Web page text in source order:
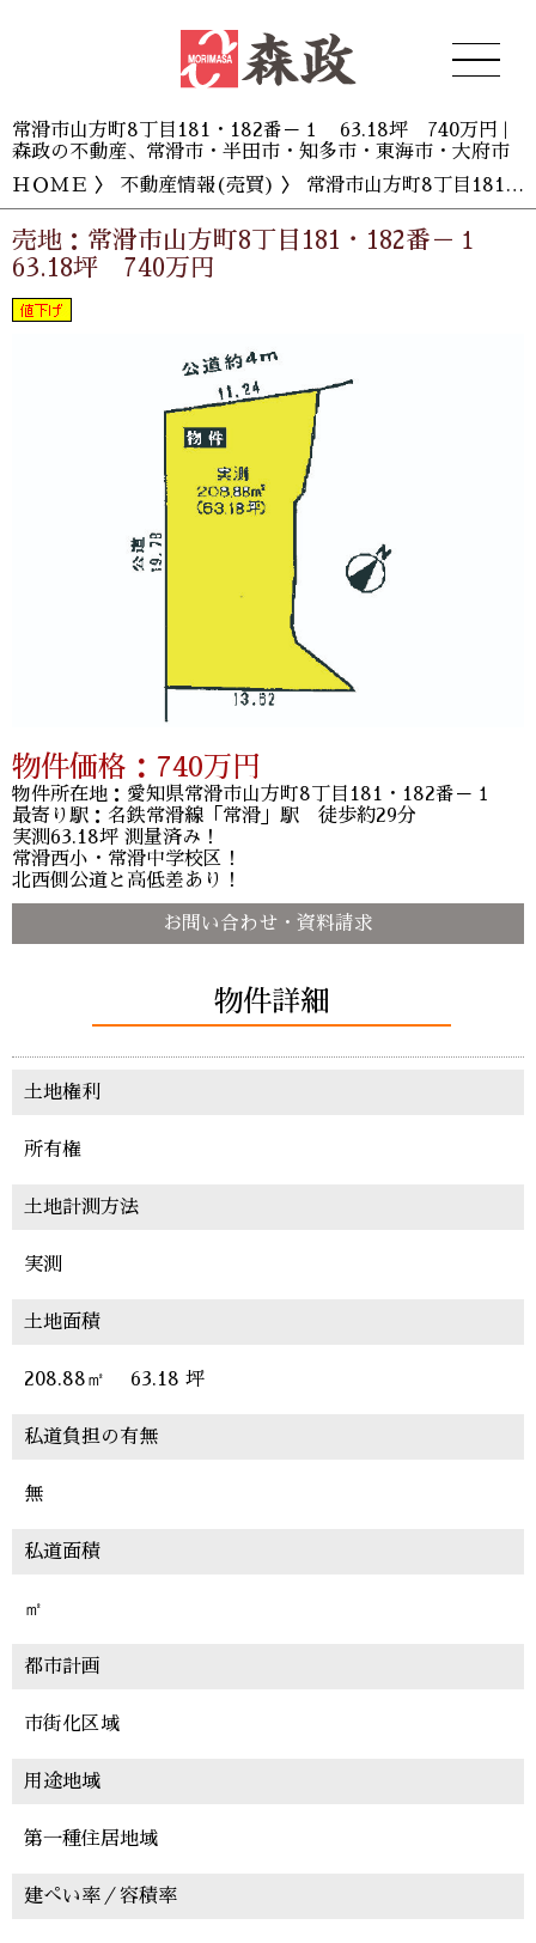
常滑市山方町8丁目181・182番－１ 63.18坪 740万円 |
森政の不動産、常滑市・半田市・知多市・東海市・大府市
ＨＯＭＥ 〉 不動産情報(売買) 〉 常滑市山方町8丁目181・182番－１ 63.18坪 740万円
売地：常滑市山方町8丁目181・182番－１
63.18坪 740万円
物件価格： 740 万円
物件所在地：愛知県常滑市山方町8丁目181・182番－１
最寄り駅：名鉄常滑線「常滑」駅 徒歩約29分
実測63.18坪 測量済み！
常滑西小・常滑中学校区！
北西側公道と高低差あり！
お問い合わせ・資料請求
物件詳細
土地権利
所有権
土地計測方法
実測
土地面積
208.88㎡ 63.18 坪
私道負担の有無
無
私道面積
㎡
都市計画
市街化区域
用途地域
第一種住居地域
建ぺい率／容積率